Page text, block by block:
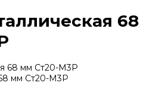
68
мм Ст20-М3Р